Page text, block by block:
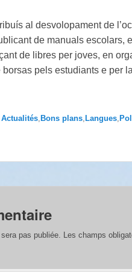
al desvolopament de
de manuals escolars,
de libres per joves, en
pels estudiants e per
Actualités Bons plans Langues
pas publiée. Les champs